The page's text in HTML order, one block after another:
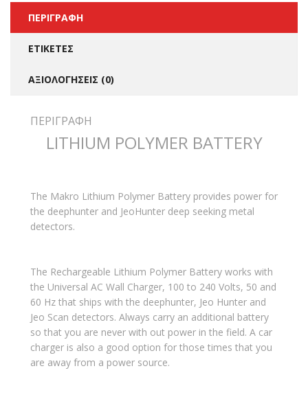
ΠΕΡΙΓΡΑΦΉ
ΕΤΙΚΈΤΕΣ
ΑΞΙΟΛΟΓΉΣΕΙΣ (0)
ΠΕΡΙΓΡΑΦΉ
LITHIUM POLYMER BATTERY
The Makro Lithium Polymer Battery provides power for
the deephunter and JeoHunter deep seeking metal
detectors.
The Rechargeable Lithium Polymer Battery works with
the Universal AC Wall Charger, 100 to 240 Volts, 50 and
60 Hz that ships with the deephunter, Jeo Hunter and
Jeo Scan detectors. Always carry an additional battery
so that you are never with out power in the field. A car
charger is also a good option for those times that you
are away from a power source.